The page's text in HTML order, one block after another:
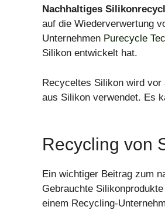
Nachhaltiges
auf die Wiederverwertung
Unternehmen Purecycle
Silikon entwickelt hat.
Recyceltes Silikon wird vor
aus Silikon verwendet. Es
Recycling von
Ein wichtiger Beitrag zum
Gebrauchte
einem Recycling-